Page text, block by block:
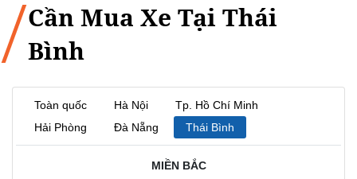
Cần Mua Xe Tại Thái
Bình
Toàn quốc Hà Nội
Tp. Hồ Chí Minh
Hải Phòng
Đà Nẵng Thái Bình
MIỀN BẮC